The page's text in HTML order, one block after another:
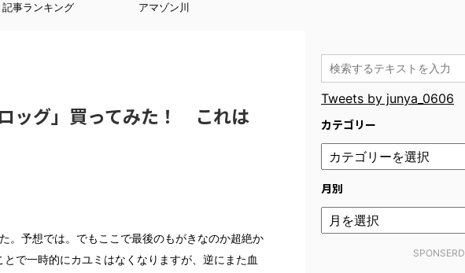
記事ランキング アマゾン川
ッグ」買ってみた！ これは
。予想では。でもここで最後のもがきなのか超絶か
で一時的にカユミはなくなりますが、逆にまた血
Tweets by junya_0606
カテゴリー
月別
SPONSERD